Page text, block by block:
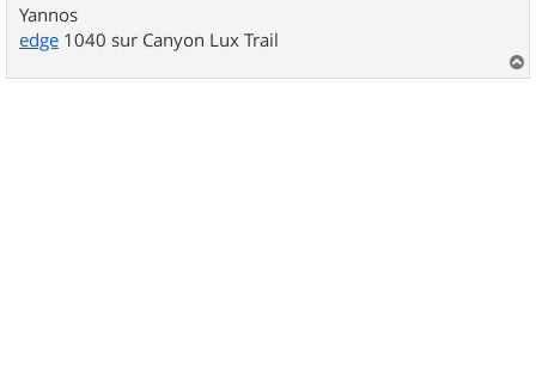
Yannos
edge 1040 sur Canyon Lux Trail
a